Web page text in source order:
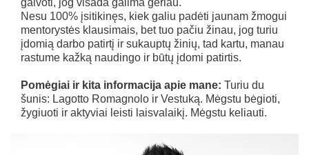
galvoti, jog visada galima geriau.
Nesu 100% įsitikinęs, kiek galiu padėti jaunam žmogui
mentorystės klausimais, bet tuo pačiu žinau, jog turiu
įdomią darbo patirtį ir sukauptų žinių, tad kartu, manau
rastume kažką naudingo ir būtų įdomi patirtis.
Pomėgiai ir kita informacija apie mane: Turiu du
šunis: Lagotto Romagnolo ir Vestuką. Mėgstu bėgioti,
žygiuoti ir aktyviai leisti laisvalaikį. Mėgstu keliauti.